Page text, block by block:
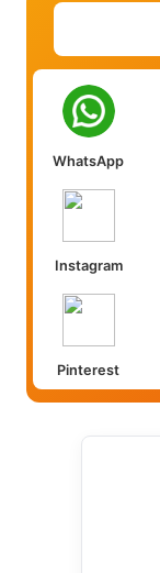
WhatsApp
Instagram
Pinterest